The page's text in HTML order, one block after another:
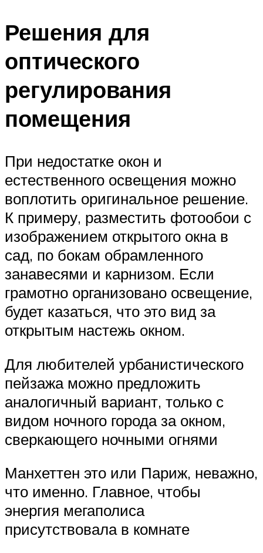
Решения для
оптического
регулирования
помещения
При недостатке окон и
естественного освещения можно
воплотить оригинальное решение.
К примеру, разместить фотообои с
изображением открытого окна в
сад, по бокам обрамленного
занавесями и карнизом. Если
грамотно организовано освещение,
будет казаться, что это вид за
открытым настежь окном.
Для любителей урбанистического
пейзажа можно предложить
аналогичный вариант, только с
видом ночного города за окном,
сверкающего ночными огнями
Манхеттен это или Париж, неважно,
что именно. Главное, чтобы
энергия мегаполиса
присутствовала в комнате